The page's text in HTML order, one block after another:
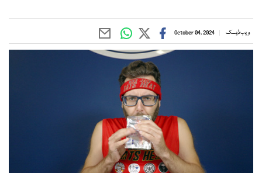
ویب ڈیسک October 04, 2024